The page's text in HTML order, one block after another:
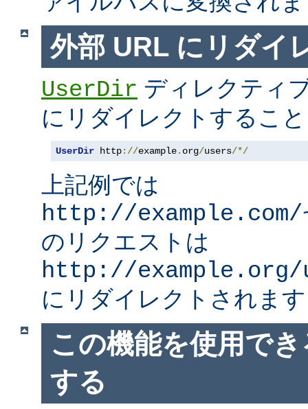
外部 URL にリダイ
UserDir ディレクティ
にリダイレクトするこ
UserDir http://example. org/users/*/
上記例では
http://example.com/
のリクエストは
http://example.org/
にリダイレクトされま
この機能を使用で
する